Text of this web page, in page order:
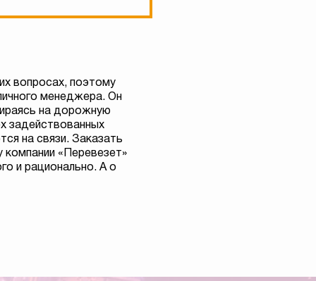
вопросах, поэтому
менеджера. Он
на дорожную
задействованных
на связи. Заказать
компании «Перевезет»
и рационально. А о